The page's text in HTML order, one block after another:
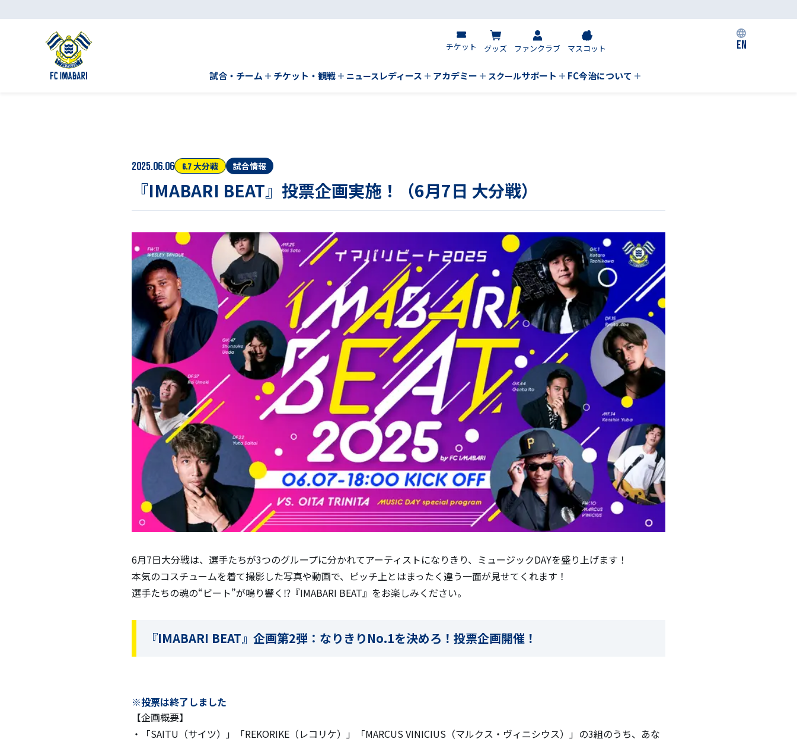
チケット グッズ ファンクラブ マスコット EN
試合・チーム チケット・観戦 ニュース レディース アカデミー スクールサポート FC今治について
2025.06.06 6.7 大分戦 試合情報
『IMABARI BEAT』投票企画実施！（6月7日 大分戦）
6月7日大分戦は、選手たちが3つのグループに分かれてアーティストになりきり、ミュージックDAYを盛り上げます！
本気のコスチュームを着て撮影した写真や動画で、ピッチ上とはまったく違う一面が見せてくれます！
選手たちの魂の“ビート”が鳴り響く⁉『IMABARI BEAT』をお楽しみください。
『IMABARI BEAT』企画第2弾：なりきりNo.1を決めろ！投票企画開催！
※投票は終了しました
【企画概要】
・「SAITU（サイツ）」「REKORIKE（レコリケ）」「MARCUS VINICIUS（マルクス・ヴィニシウス）」の3組のうち、あな